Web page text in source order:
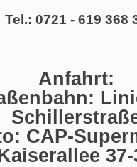
Tel.: 0721 - 619 368
Anfahrt:
CAP-
37-